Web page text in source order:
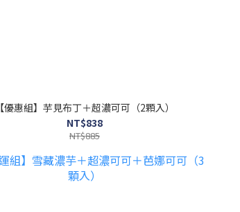
【優惠組】芋見布丁＋超濃可可（2顆入）
NT$838
NT$885